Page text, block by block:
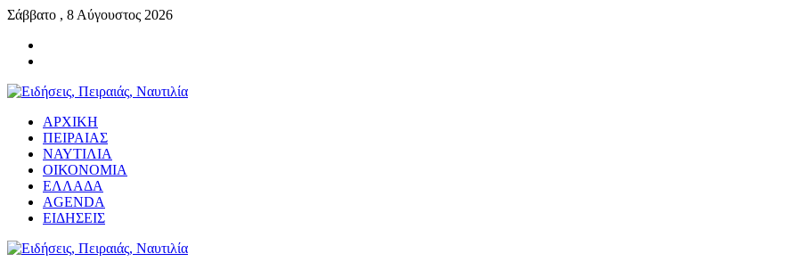
Σάββατο , 8 Αύγουστος 2026
ΑΡΧΙΚΗ
ΠΕΙΡΑΙΑΣ
ΝΑΥΤΙΛΙΑ
ΟΙΚΟΝΟΜΙΑ
ΕΛΛΑΔΑ
AGENDA
ΕΙΔΗΣΕΙΣ